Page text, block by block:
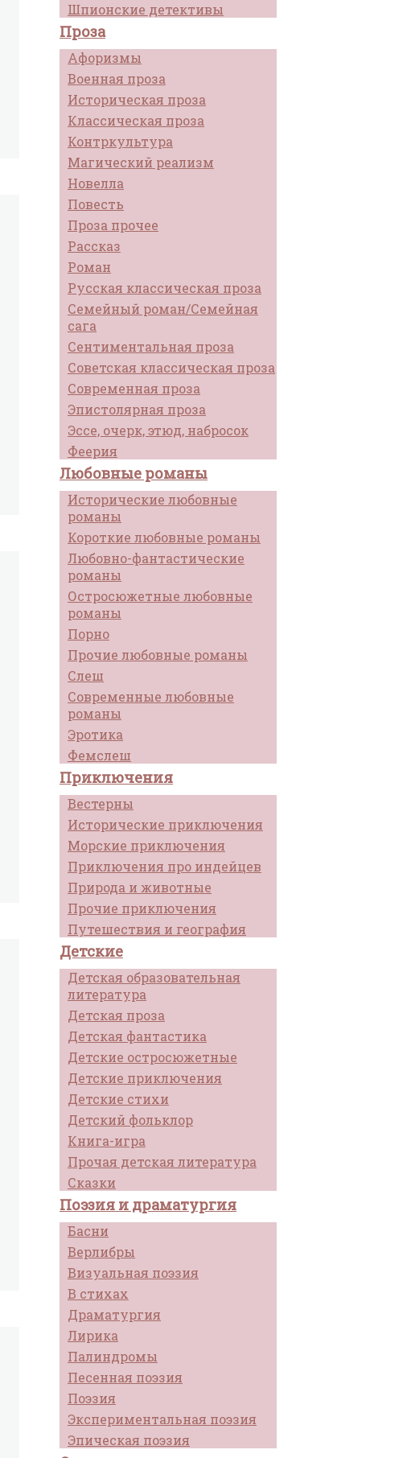
Шпионские детективы
Проза
Афоризмы
Военная проза
Историческая проза
Классическая проза
Контркультура
Магический реализм
Новелла
Повесть
Проза прочее
Рассказ
Роман
Русская классическая проза
Семейный роман/Семейная
сага
Сентиментальная проза
Советская классическая проза
Современная проза
Эпистолярная проза
Эссе, очерк, этюд, набросок
Феерия
Любовные романы
Исторические любовные
романы
Короткие любовные романы
Любовно-фантастические
романы
Остросюжетные любовные
романы
Порно
Прочие любовные романы
Слеш
Современные любовные
романы
Эротика
Фемслеш
Приключения
Вестерны
Исторические приключения
Морские приключения
Приключения про индейцев
Природа и животные
Прочие приключения
Путешествия и география
Детские
Детская образовательная
литература
Детская проза
Детская фантастика
Детские остросюжетные
Детские приключения
Детские стихи
Детский фольклор
Книга-игра
Прочая детская литература
Сказки
Поэзия и драматургия
Басни
Верлибры
Визуальная поэзия
В стихах
Драматургия
Лирика
Палиндромы
Песенная поэзия
Поэзия
Экспериментальная поэзия
Эпическая поэзия